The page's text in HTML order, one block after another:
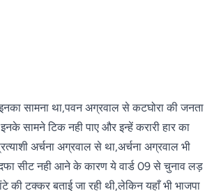
सामना था,पवन अग्रवाल से कटघोरा की जनता
सामने टिक नही पाए और इन्हें करारी हार का
अर्चना अग्रवाल से था,अर्चना अग्रवाल भी
दफा सीट नही आने के कारण ये वार्ड 09 से चुनाव लड़
की टक्कर बताई जा रही थी,लेकिन यहाँ भी भाजपा